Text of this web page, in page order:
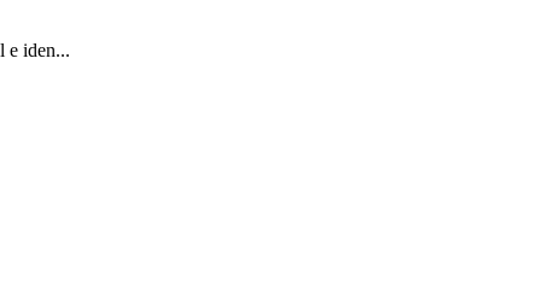
e iden...